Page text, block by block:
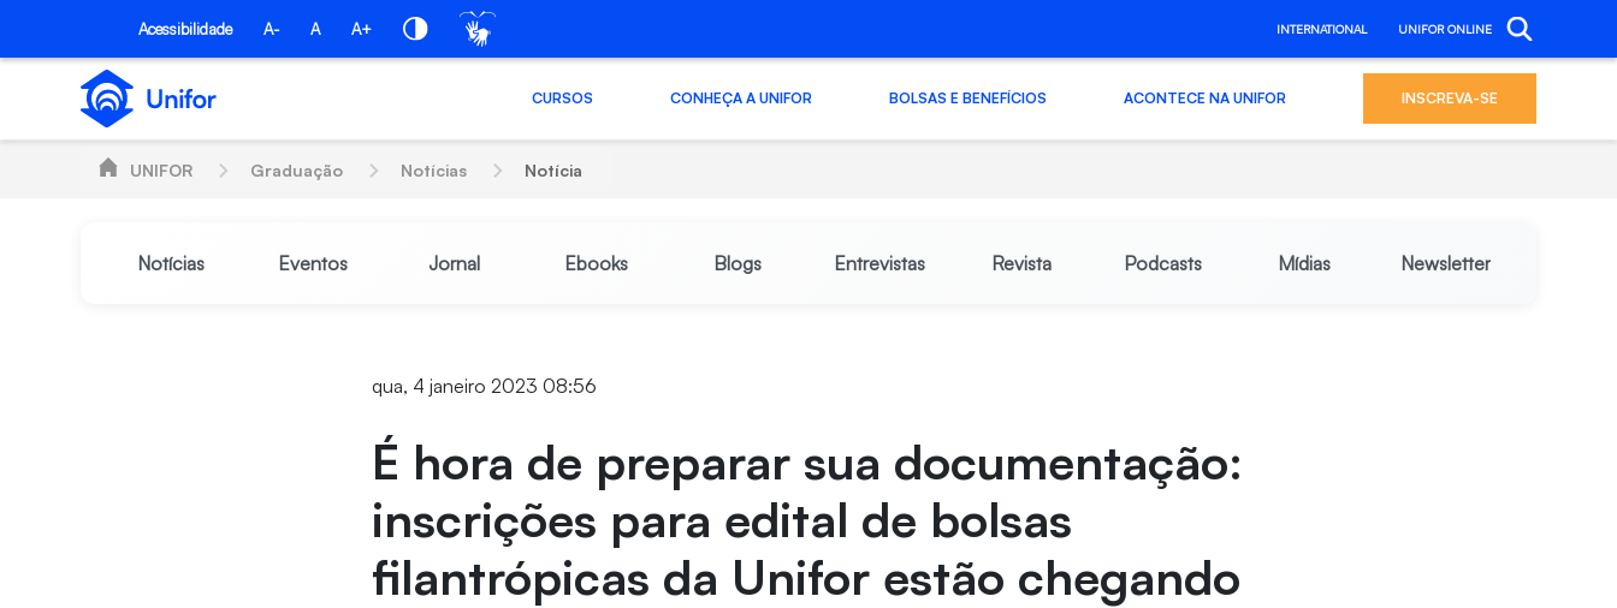
Pular para o Conteúdo principal
Acessibilidade A- A A+ INTERNATIONAL UNIFOR ONLINE
CURSOS CONHEÇA A UNIFOR BOLSAS E BENEFÍCIOS ACONTECE NA UNIFOR INSCREVA-SE
UNIFOR Graduação Notícias Notícia
Notícias Eventos Jornal Ebooks Blogs Entrevistas Revista Podcasts Mídias Newsletter
qua, 4 janeiro 2023 08:56
É hora de preparar sua documentação:
inscrições para edital de bolsas
filantrópicas da Unifor estão chegando